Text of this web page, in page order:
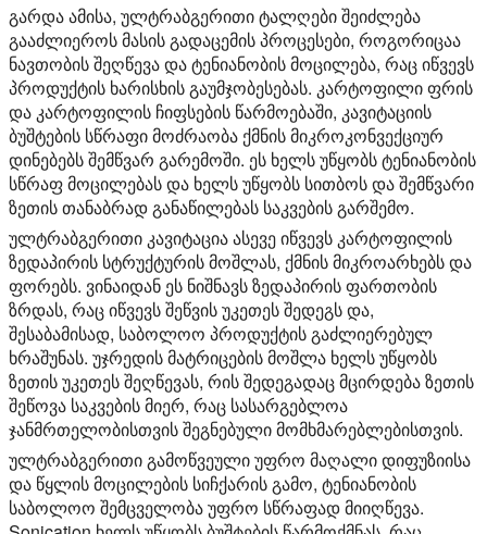
გარდა ამისა, ულტრაბგერითი ტალღები შეიძლება
გააძლიეროს მასის გადაცემის პროცესები, როგორიცაა
ნავთობის შეღწევა და ტენიანობის მოცილება, რაც იწვევს
პროდუქტის ხარისხის გაუმჯობესებას. კარტოფილი ფრის
და კარტოფილის ჩიფსების წარმოებაში, კავიტაციის
ბუშტების სწრაფი მოძრაობა ქმნის მიკროკონვექციურ
დინებებს შემწვარ გარემოში. ეს ხელს უწყობს ტენიანობის
სწრაფ მოცილებას და ხელს უწყობს სითბოს და შემწვარი
ზეთის თანაბრად განაწილებას საკვების გარშემო.
ულტრაბგერითი კავიტაცია ასევე იწვევს კარტოფილის
ზედაპირის სტრუქტურის მოშლას, ქმნის მიკროარხებს და
ფორებს. ვინაიდან ეს ნიშნავს ზედაპირის ფართობის
ზრდას, რაც იწვევს შეწვის უკეთეს შედეგს და,
შესაბამისად, საბოლოო პროდუქტის გაძლიერებულ
ხრაშუნას. უჯრედის მატრიცების მოშლა ხელს უწყობს
ზეთის უკეთეს შეღწევას, რის შედეგადაც მცირდება ზეთის
შეწოვა საკვების მიერ, რაც სასარგებლოა
ჯანმრთელობისთვის შეგნებული მომხმარებლებისთვის.
ულტრაბგერითი გამოწვეული უფრო მაღალი დიფუზიისა
და წყლის მოცილების სიჩქარის გამო, ტენიანობის
საბოლოო შემცველობა უფრო სწრაფად მიიღწევა.